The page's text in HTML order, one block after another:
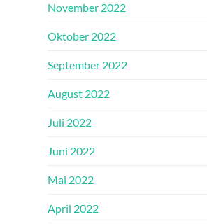
November 2022
Oktober 2022
September 2022
August 2022
Juli 2022
Juni 2022
Mai 2022
April 2022